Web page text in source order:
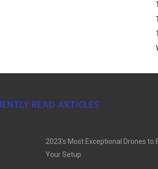
READ ARTICLES
2023’s Most Exceptional Drones to
Your Setup